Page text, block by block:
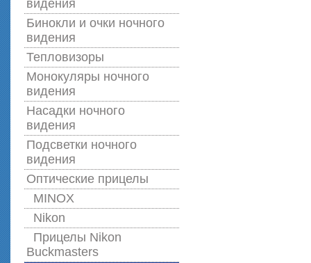
видения
Бинокли и очки ночного
видения
Тепловизоры
Монокуляры ночного
видения
Насадки ночного
видения
Подсветки ночного
видения
Оптические прицелы
MINOX
Nikon
Прицелы Nikon
Buckmasters